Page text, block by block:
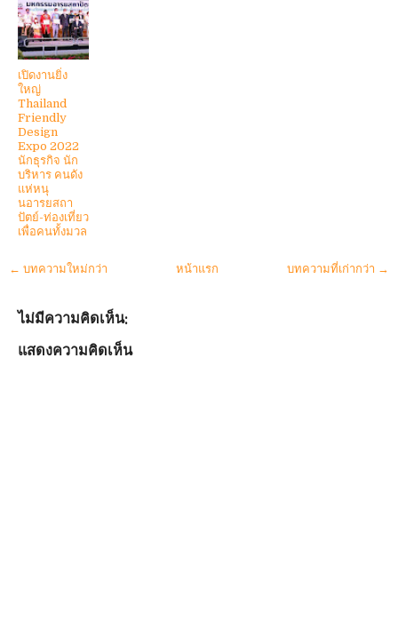
เปิดงานยิ่ง
ใหญ่
Thailand
Friendly
Design
Expo 2022
นักธุรกิจ นัก
บริหาร คนดัง
แห่หนุ
นอารยสถา
ปัตย์-ท่องเที่ยว
เพื่อคนทั้งมวล
← บทความใหม่กว่า บทความที่เก่ากว่า →
หน้าแรก
ไม่มีความคิดเห็น:
แสดงความคิดเห็น